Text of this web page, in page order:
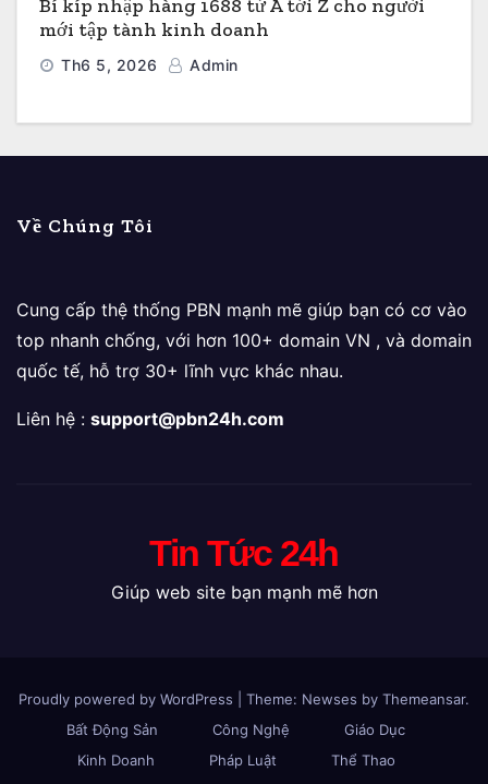
Bí kíp nhập hàng 1688 từ A tới Z cho người
mới tập tành kinh doanh
Th6 5, 2026 Admin
Về Chúng Tôi
Cung cấp thệ thống PBN mạnh mẽ giúp bạn có cơ vào
top nhanh chống, với hơn 100+ domain VN , và domain
quốc tế, hỗ trợ 30+ lĩnh vực khác nhau.
Liên hệ : support@pbn24h.com
Tin Tức 24h
Giúp web site bạn mạnh mẽ hơn
Proudly powered by WordPress Theme: Newses by Themeansar.
Bất Động Sản
Công Nghệ
Giáo Dục
Kinh Doanh
Pháp Luật
Thể Thao